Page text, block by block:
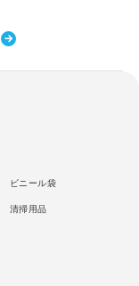
ビニール袋
清掃用品